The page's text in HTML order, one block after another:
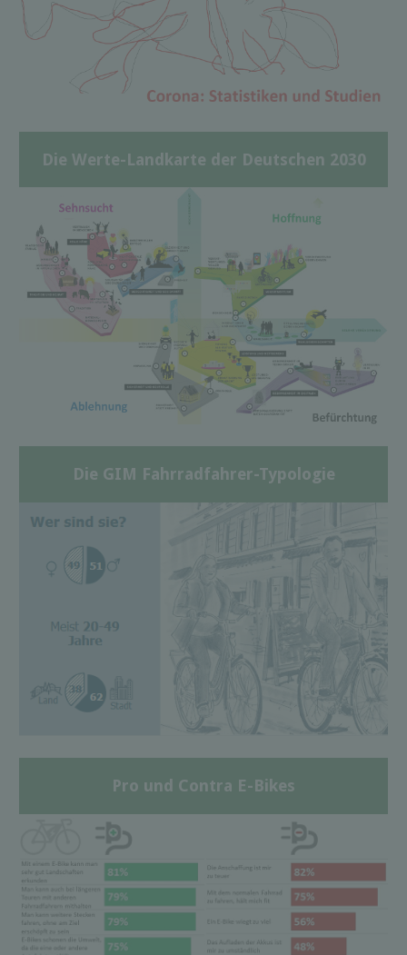
Die Werte-Landkarte der Deutschen 2030
Die GIM Fahrradfahrer-Typologie
Pro und Contra E-Bikes